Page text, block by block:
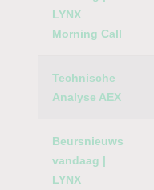
LYNX
Morning Call
Technische
Analyse AEX
Beursnieuws
vandaag |
LYNX